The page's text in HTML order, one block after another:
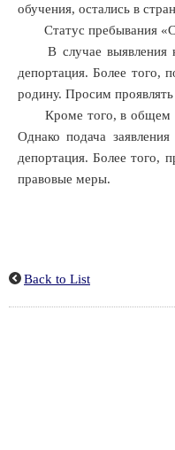
обучения, остались в
Статус пребывания
В случае выявления
депортация. Более того,
родину. Просим
Кроме того, в общем
Однако подача
депортация. Более того,
правовые меры.
Back to List